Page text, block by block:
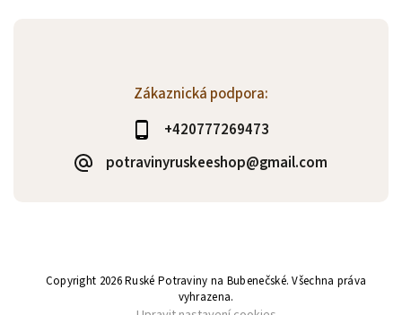
Zákaznická podpora:
+420777269473
potravinyruskeeshop@gmail.com
Copyright 2026Ruské Potraviny na Bubenečské. Všechna práva
vyhrazena.